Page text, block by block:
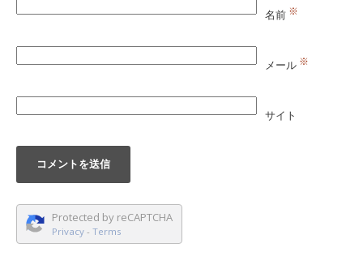
名前 ※
メール ※
サイト
Protected by reCAPTCHA
Privacy - Terms